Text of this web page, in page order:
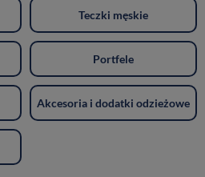
Teczki męskie
Portfele
Akcesoria i dodatki odzieżowe